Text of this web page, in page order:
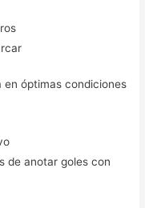
en óptimas condiciones
de anotar goles con